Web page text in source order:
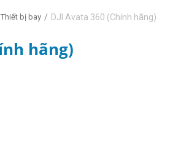
bị bay / DJI Avata 360 (Chính hãng)
hãng)